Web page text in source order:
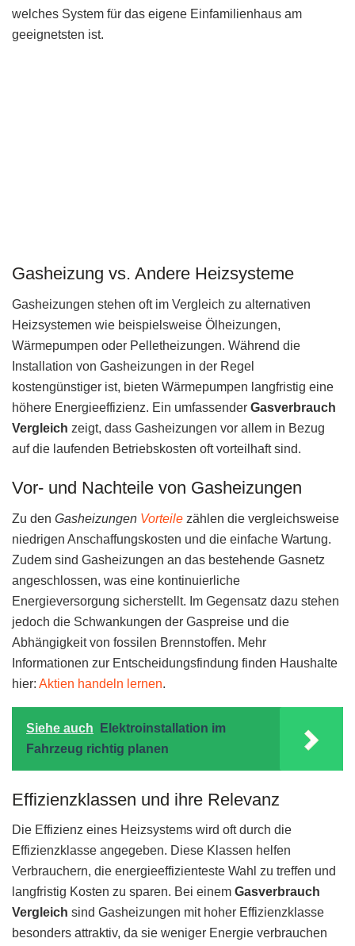
welches System für das eigene Einfamilienhaus am
geeignetsten ist.
Gasheizung vs. Andere Heizsysteme
Gasheizungen stehen oft im Vergleich zu alternativen
Heizsystemen wie beispielsweise Ölheizungen,
Wärmepumpen oder Pelletheizungen. Während die
Installation von Gasheizungen in der Regel
kostengünstiger ist, bieten Wärmepumpen langfristig eine
höhere Energieeffizienz. Ein umfassender Gasverbrauch
Vergleich zeigt, dass Gasheizungen vor allem in Bezug
auf die laufenden Betriebskosten oft vorteilhaft sind.
Vor- und Nachteile von Gasheizungen
Zu den Gasheizungen Vorteile zählen die vergleichsweise
niedrigen Anschaffungskosten und die einfache Wartung.
Zudem sind Gasheizungen an das bestehende Gasnetz
angeschlossen, was eine kontinuierliche
Energieversorgung sicherstellt. Im Gegensatz dazu stehen
jedoch die Schwankungen der Gaspreise und die
Abhängigkeit von fossilen Brennstoffen. Mehr
Informationen zur Entscheidungsfindung finden Haushalte
hier: Aktien handeln lernen.
Siehe auch
Elektroinstallation im
Fahrzeug richtig planen
Effizienzklassen und ihre Relevanz
Die Effizienz eines Heizsystems wird oft durch die
Effizienzklasse angegeben. Diese Klassen helfen
Verbrauchern, die energieeffizienteste Wahl zu treffen und
langfristig Kosten zu sparen. Bei einem Gasverbrauch
Vergleich sind Gasheizungen mit hoher Effizienzklasse
besonders attraktiv, da sie weniger Energie verbrauchen